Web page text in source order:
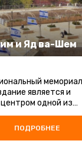
и Яд ва-Шем
мемориал
является и
одной из
самых ужасных трагедий в мировой ...
ПОДРОБНЕЕ